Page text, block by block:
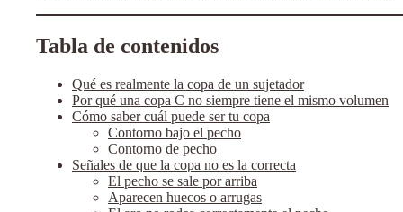
Tabla de contenidos
Qué es realmente la copa de un sujetador
Por qué una copa C no siempre tiene el mismo volumen
Cómo saber cuál puede ser tu copa
Contorno bajo el pecho
Contorno de pecho
Señales de que la copa no es la correcta
El pecho se sale por arriba
Aparecen huecos o arrugas